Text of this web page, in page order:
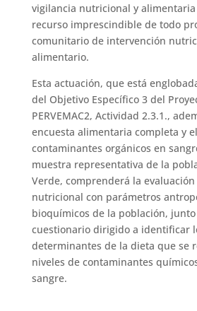
vigilancia nutricional y alimentaria
recurso imprescindible de todo
comunitario de intervención
alimentario.
Esta actuación, que está
del Objetivo Específico 3 del
PERVEMAC2, Actividad 2.3.1.,
encuesta alimentaria completa y
contaminantes orgánicos en
muestra representativa de la
Verde, comprenderá la
nutricional con parámetros
bioquímicos de la población,
cuestionario dirigido a identificar
determinantes de la dieta que se
niveles de contaminantes
sangre.